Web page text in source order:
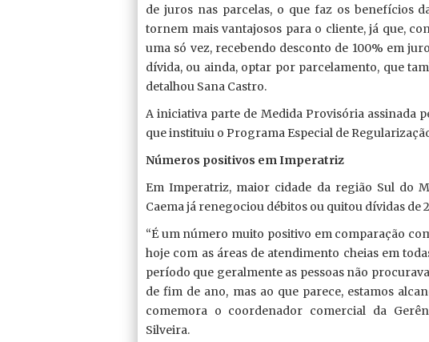
de juros nas parcelas, o que faz os benefícios
tornem mais vantajosos para o cliente, já que,
uma só vez, recebendo desconto de 100% em
dívida, ou ainda, optar por parcelamento, que
detalhou Sana Castro.
A iniciativa parte de Medida Provisória assinada
que instituiu o Programa Especial de
Números positivos em Imperatriz
Em Imperatriz, maior cidade da região Sul do
Caema já renegociou débitos ou quitou dívidas de
“É um número muito positivo em comparação
hoje com as áreas de atendimento cheias em
período que geralmente as pessoas não
de fim de ano, mas ao que parece, estamos
comemora o coordenador comercial da
Silveira.